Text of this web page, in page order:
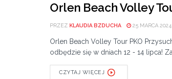
Orlen Beach Volley
PRZEZ KLAUDIA BZDUCHA 25 MARCA 2024
Orlen Beach Volley Tour PKO
odbędzie się w dniach 12 - 14 lipca!
CZYTAJ WIĘCEJ